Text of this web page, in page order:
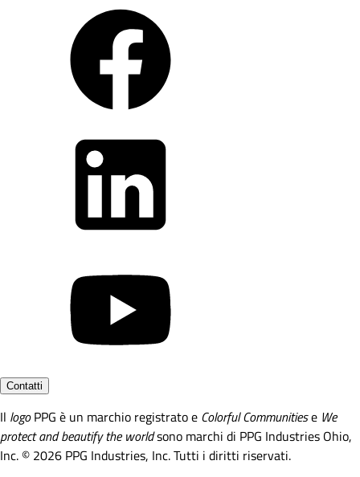
Contatti
Il logoPPG è un marchio registrato e Colorful Communitiese We
protect and beautify the worldsono marchi di PPG Industries Ohio,
Inc. © 2026 PPG Industries, Inc. Tutti i diritti riservati.